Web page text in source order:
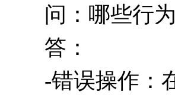
问：哪些行
答：
-错误操作：